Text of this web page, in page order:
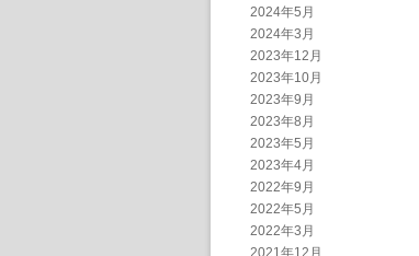
2024年5月
2024年3月
2023年12月
2023年10月
2023年9月
2023年8月
2023年5月
2023年4月
2022年9月
2022年5月
2022年3月
2021年12月